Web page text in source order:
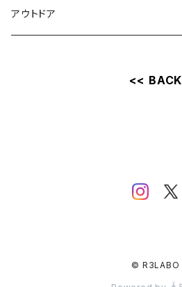
アウトドア
<< BACK
© R3LABO